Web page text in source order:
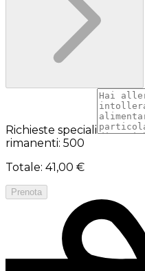
Richieste speciali
rimanenti: 500
Totale: 41,00 €
Prenota